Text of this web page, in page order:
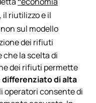
riutilizzo e il
sul modello
dei rifiuti
la scelta di
dei rifiuti permette
di alta
operatori consente di